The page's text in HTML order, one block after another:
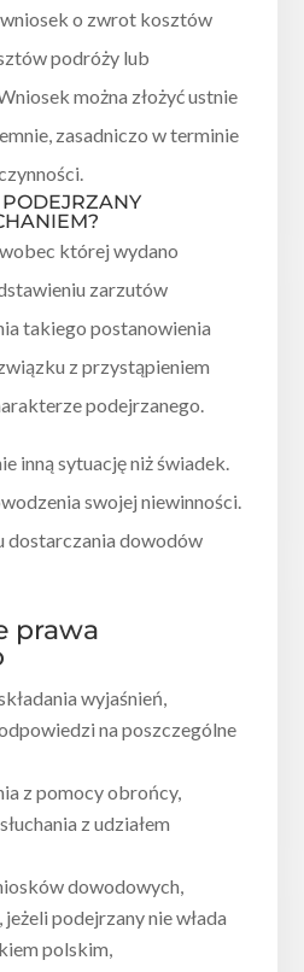
wniosek o zwrot kosztów
podróży lub
można złożyć ustnie
zasadniczo w terminie
której wydano
zarzutów
takiego postanowienia
z przystąpieniem
podejrzanego.
inną sytuację niż świadek.
swojej niewinności.
dostarczania dowodów
prawa
wyjaśnień,
na poszczególne
z pomocy obrońcy,
z udziałem
dowodowych,
podejrzany nie włada
polskim,